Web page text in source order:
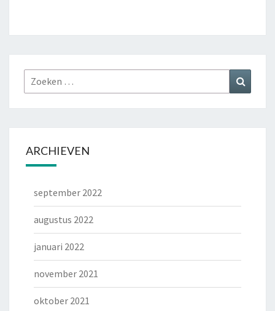
Zoeken
naar:
ARCHIEVEN
september 2022
augustus 2022
januari 2022
november 2021
oktober 2021